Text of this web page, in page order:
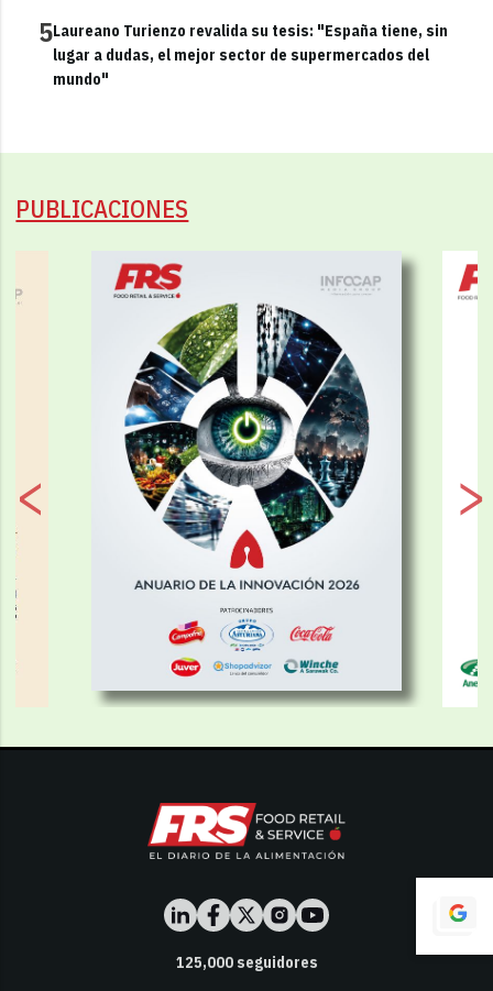
5Laureano Turienzo revalida su tesis: "España tiene, sin
lugar a dudas, el mejor sector de supermercados del
mundo"
PUBLICACIONES
125,000seguidores